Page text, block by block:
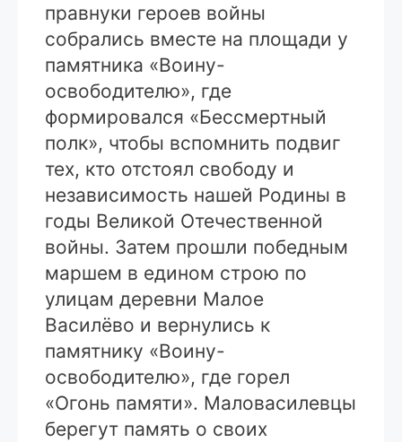
правнуки героев войны
собрались вместе на площади у
памятника «Воину-
освободителю», где
формировался «Бессмертный
полк», чтобы вспомнить подвиг
тех, кто отстоял свободу и
независимость нашей Родины в
годы Великой Отечественной
войны. Затем прошли победным
маршем в едином строю по
улицам деревни Малое
Василёво и вернулись к
памятнику «Воину-
освободителю», где горел
«Огонь памяти». Маловасилевцы
берегут память о своих